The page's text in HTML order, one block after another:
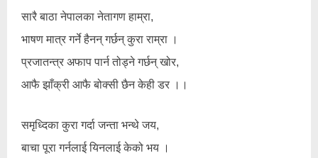
सारै बाठा नेपालका नेतागण हाम्रा,
भाषण मात्र गर्ने हैनन् गर्छन् कुरा राम्रा ।
प्रजातन्त्र अफाप पार्न तोड्ने गर्छन् खोर,
आफै झाँक्री आफै बोक्सी छैन केही डर ।।
समृध्दिका कुरा गर्दा जन्ता भन्थे जय,
बाचा पूरा गर्नलाई यिनलाई केको भय ।